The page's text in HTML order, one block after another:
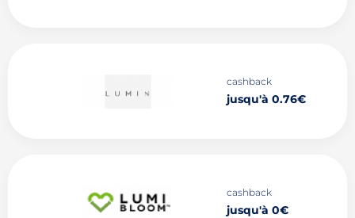
cashback
jusqu'à 0.76€
cashback
jusqu'à 0€